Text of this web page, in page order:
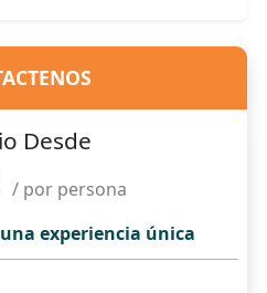
Desde
/ por persona
experiencia única